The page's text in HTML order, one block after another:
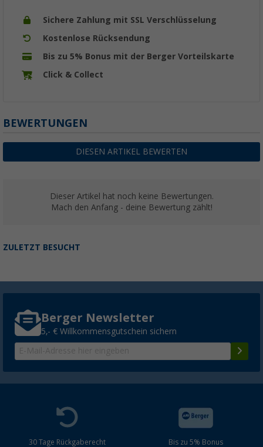
Sichere Zahlung mit SSL Verschlüsselung
Kostenlose Rücksendung
Bis zu 5% Bonus mit der Berger Vorteilskarte
Click & Collect
BEWERTUNGEN
DIESEN ARTIKEL BEWERTEN
Dieser Artikel hat noch keine Bewertungen.
Mach den Anfang - deine Bewertung zählt!
ZULETZT BESUCHT
Berger Newsletter
5,- € Willkommensgutschein sichern
30 Tage Rückgaberecht
Bis zu 5% Bonus